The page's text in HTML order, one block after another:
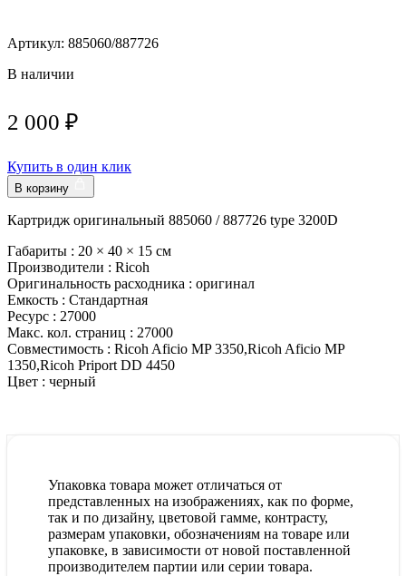
Артикул: 885060/887726
В наличии
2 000 ₽
Купить в один клик
В корзину
Картридж оригинальный 885060 / 887726 type 3200D
Габариты : 20 × 40 × 15 см
Производители : Ricoh
Оригинальность расходника : оригинал
Емкость : Стандартная
Ресурс : 27000
Макс. кол. страниц : 27000
Совместимость : Ricoh Aficio MP 3350,Ricoh Aficio MP
1350,Ricoh Priport DD 4450
Цвет : черный
Упаковка товара может отличаться от
представленных на изображениях, как по форме,
так и по дизайну, цветовой гамме, контрасту,
размерам упаковки, обозначениям на товаре или
упаковке, в зависимости от новой поставленной
производителем партии или серии товара.